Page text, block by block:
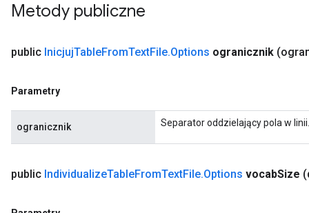
Metody publiczne
public InicjujTableFromTextFile.Options ogranicznik
Parametry
ogranicznik Separator oddzielający pola w linii.
public IndividualizeTableFromTextFile.Options vocabSize